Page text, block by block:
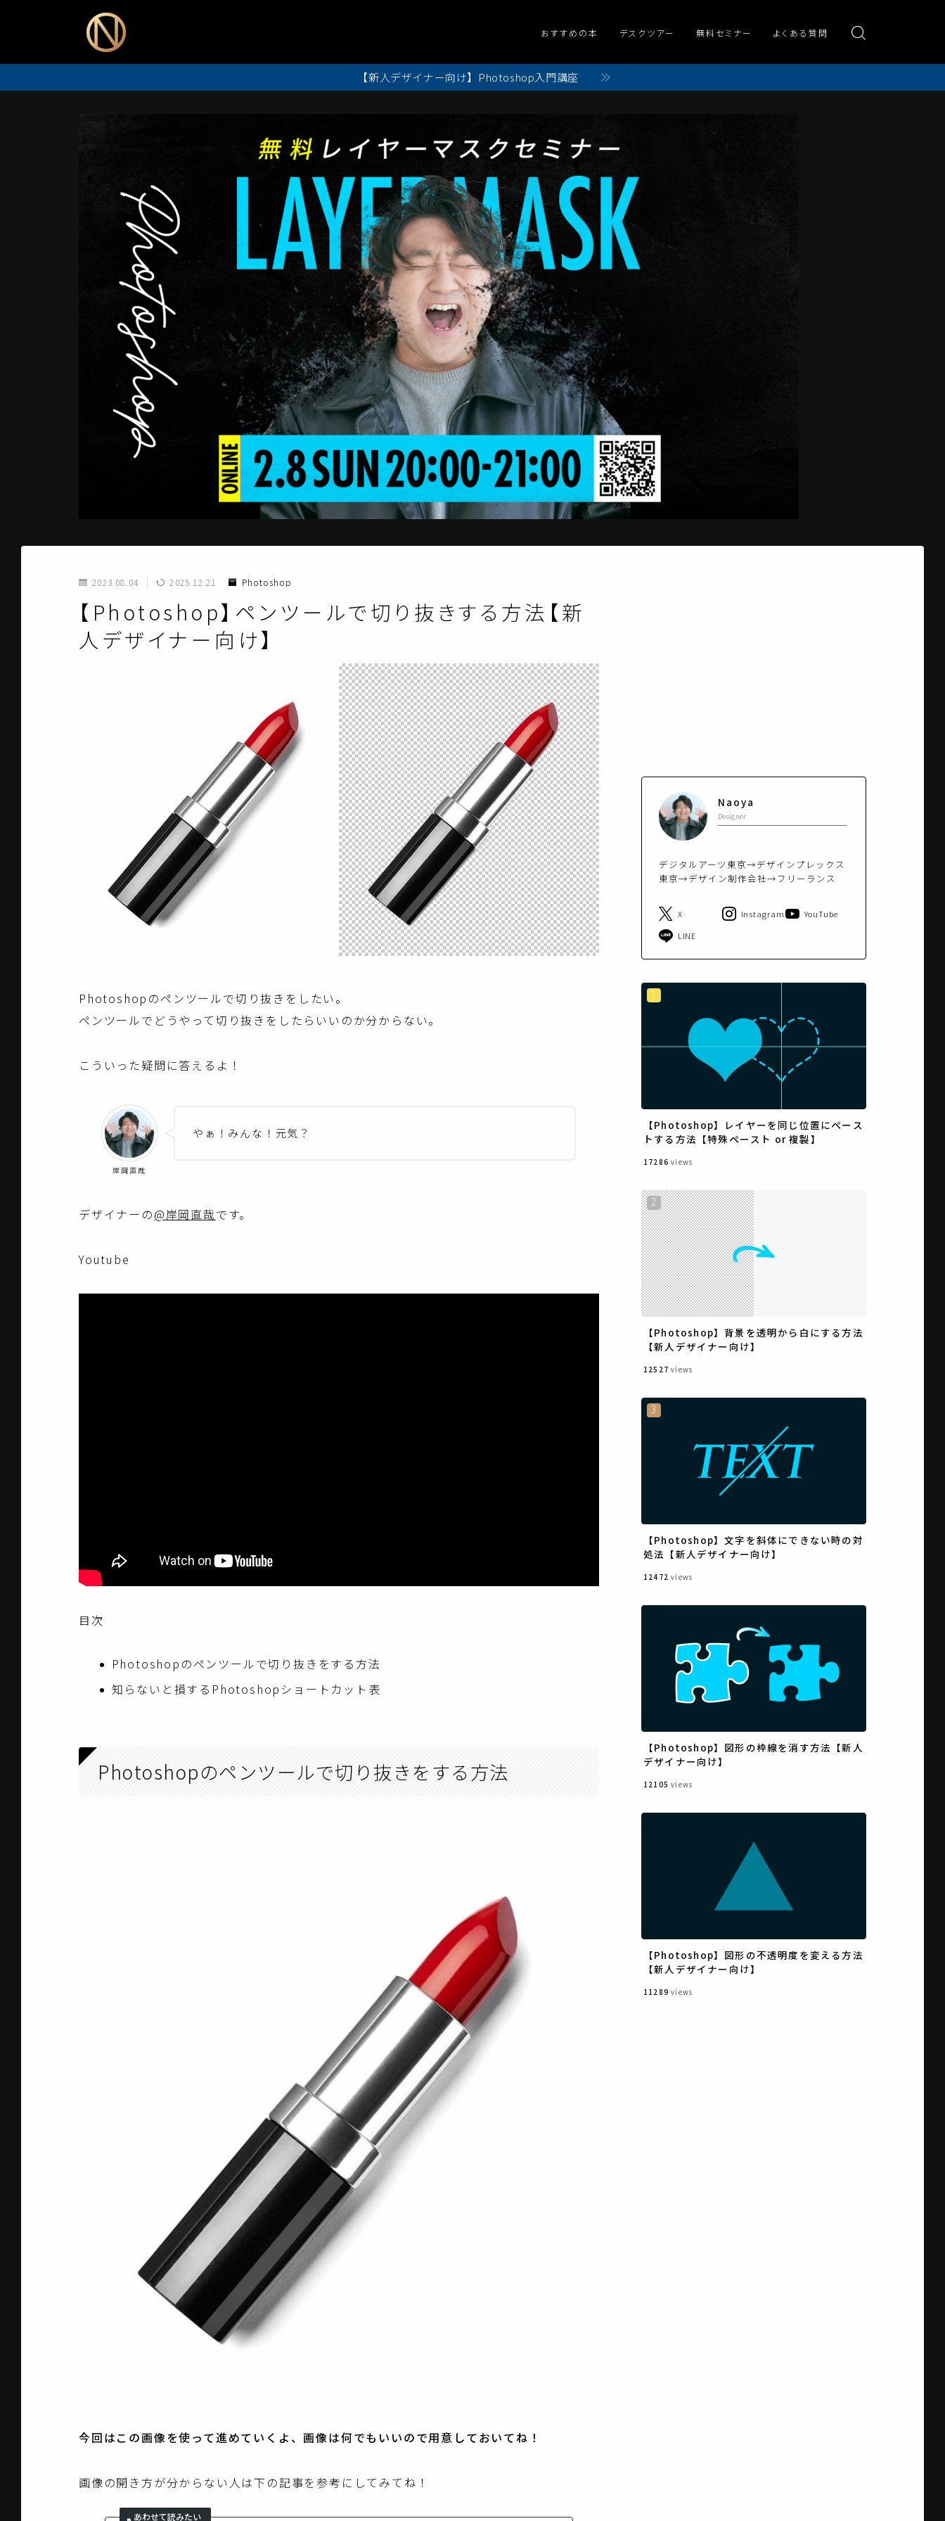
おすすめの本 デスクツアー 無料セミナー よくある質問
【新人デザイナー向け】Photoshop入門講座
2023.08.04 2025.12.21 Photoshop
【Photoshop】ペンツールで切り抜きする方法【新
人デザイナー向け】
Photoshopのペンツールで切り抜きをしたい。
ペンツールでどうやって切り抜きをしたらいいのか分からない。
こういった疑問に答えるよ！
岸岡直哉
やぁ！みんな！元気？
デザイナーの@岸岡直哉です。
Youtube
目次
Photoshopのペンツールで切り抜きをする方法
知らないと損するPhotoshopショートカット表
Photoshopのペンツールで切り抜きをする方法
今回はこの画像を使って進めていくよ、画像は何でもいいので用意しておいてね！
画像の開き方が分からない人は下の記事を参考にしてみてね！
Naoya
Designer
デジタルアーツ東京→デザインプレックス
東京→デザイン制作会社→フリーランス
X Instagram
YouTube
LINE
【Photoshop】レイヤーを同じ位置にペース
トする方法【特殊ペースト or 複製】
17286 views
【Photoshop】背景を透明から白にする方法
【新人デザイナー向け】
12527 views
【Photoshop】文字を斜体にできない時の対
処法【新人デザイナー向け】
12472 views
【Photoshop】図形の枠線を消す方法【新人
デザイナー向け】
12105 views
【Photoshop】図形の不透明度を変える方法
【新人デザイナー向け】
11289 views